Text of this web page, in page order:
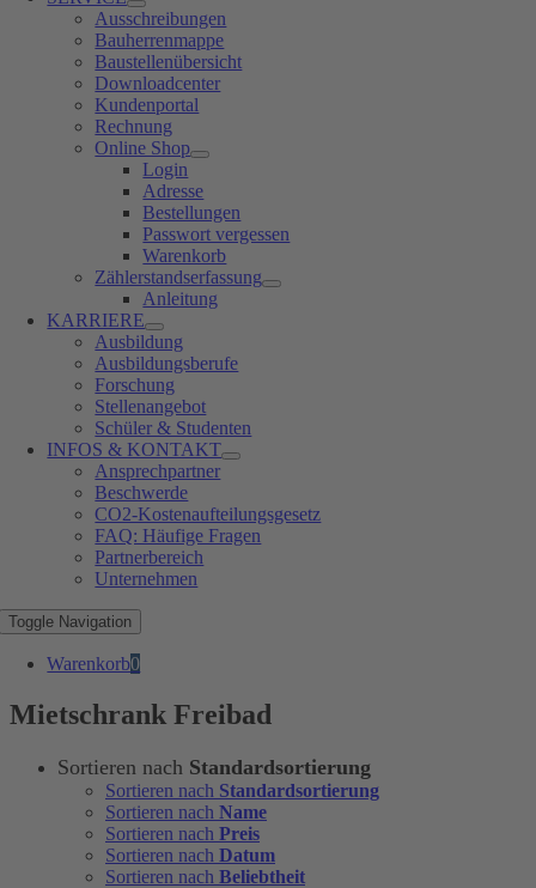
Ausschreibungen
Bauherrenmappe
Baustellenübersicht
Downloadcenter
Kundenportal
Rechnung
Online Shop
Login
Adresse
Bestellungen
Passwort vergessen
Warenkorb
Zählerstandserfassung
Anleitung
KARRIERE
Ausbildung
Ausbildungsberufe
Forschung
Stellenangebot
Schüler & Studenten
INFOS & KONTAKT
Ansprechpartner
Beschwerde
CO2-Kostenaufteilungsgesetz
FAQ: Häufige Fragen
Partnerbereich
Unternehmen
Toggle Navigation
Warenkorb0
Mietschrank Freibad
Sortieren nach Standardsortierung
Sortieren nach Standardsortierung
Sortieren nach Name
Sortieren nach Preis
Sortieren nach Datum
Sortieren nach Beliebtheit